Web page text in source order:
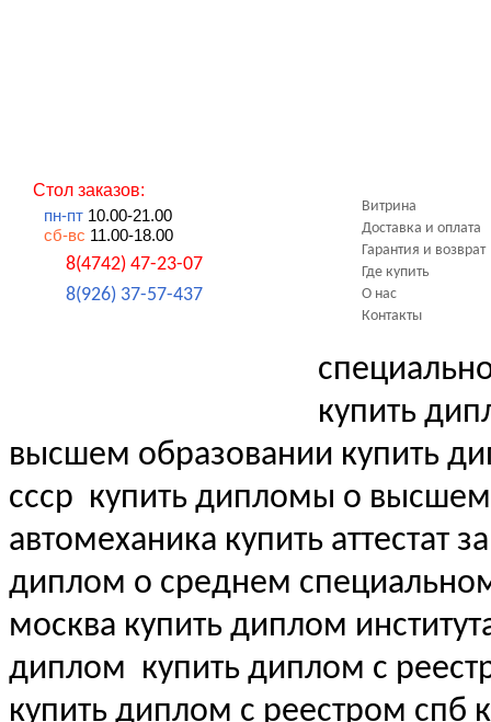
Стол заказов:
пн-пт 10.00-21.00
сб-вс 11.00-18.00
8(4742) 47-23-07
8(926) 37-57-437
Витрина
Доставка и оплата
Гарантия и возврат
Где купить
О нас
Контакты
купить
высшем образовании купить
ссср купить дипломы о
автомеханика купить аттестат
диплом о среднем
москва купить диплом
диплом купить диплом с
купить диплом с реестром спб